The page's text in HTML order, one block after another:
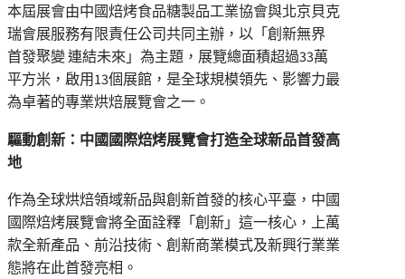
本屆展會由中國焙烤食品糖製品工業協會與北京貝克
瑞會展服務有限責任公司共同主辦，以「創新無界
首發聚變 連結未來」為主題，展覽總面積超過33萬
平方米，啟用13個展館，是全球規模領先、影響力最
為卓著的專業烘焙展覽會之一。
驅動創新：中國國際焙烤展覽會打造全球新品首發高
地
作為全球烘焙領域新品與創新首發的核心平臺，中國
國際焙烤展覽會將全面詮釋「創新」這一核心，上萬
款全新產品、前沿技術、創新商業模式及新興行業業
態將在此首發亮相。